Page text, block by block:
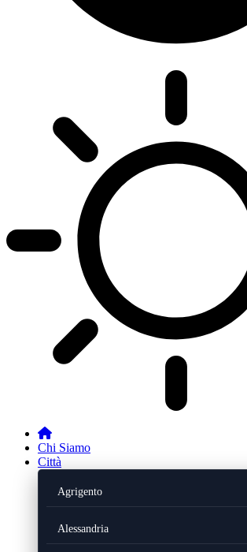
Chi Siamo
Città
Agrigento
Alessandria